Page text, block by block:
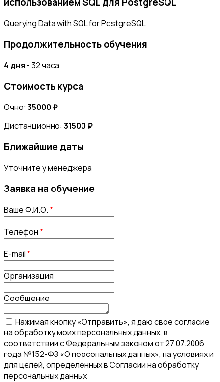
Querying Data with SQL for PostgreSQL
Продолжительность обучения
4 дня - 32 часа
Стоимость курса
Очно: 35000 ₽
Дистанционно: 31500 ₽
Ближайшие даты
Уточните у менеджера
Заявка на обучение
Ваше Ф.И.О.*
Телефон*
E-mail*
Организация
Сообщение
Нажимая кнопку «Отправить», я даю свое согласие
на обработку моих персональных данных, в
соответствии с Федеральным законом от 27.07.2006
года №152-ФЗ «О персональных данных», на условиях и
для целей, определенных в Согласии на обработку
персональных данных